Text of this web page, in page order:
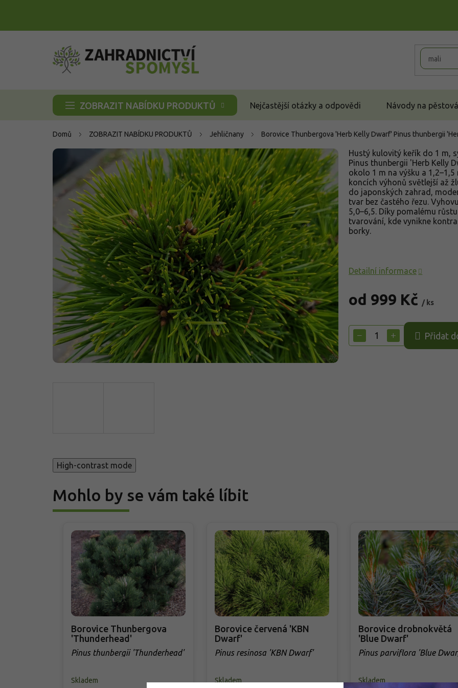
ZOBRAZIT NABÍDKU PRODUKTŮ Nejčastější otázky a odpovědi Návody na
Domů ZOBRAZIT NABÍDKU PRODUKTŮ Jehličnany Borovice Thunbergova 'Herb Kelly Dwarf' Pinus thunbergii
od 999 Kč / ks
cena:
+
− Přidat
Hustý kulovitý keřík do 1 m,
Pinus thunbergii 'Herb Kelly
okolo 1 m na výšku a
koncích výhonů světlejší až
do japonských zahrad,
tvar bez častého řezu.
5,0–6,5. Díky pomalému
tvarování, kde vynikne
borky.
Detailní informace
High-contrast mode
Mohlo by se vám také líbit
Borovice Thunbergova
'Thunderhead'
Pinus thunbergii 'Thunderhead'
Skladem
Borovice červená 'KBN
Dwarf'
Pinus resinosa 'KBN Dwarf'
Skladem
Borovice drobnokvětá
'Blue Dwarf'
Pinus parviflora 'Blue
Skladem